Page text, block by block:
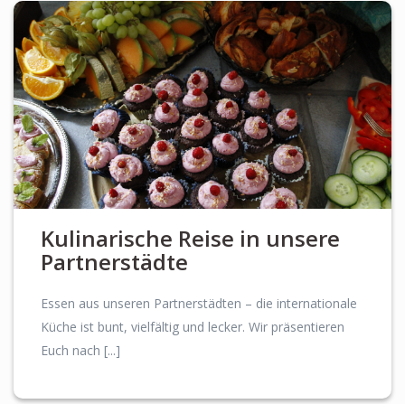
Kulinarische Reise in unsere
Partnerstädte
Essen aus unseren Partnerstädten – die internationale
Küche ist bunt, vielfältig und lecker. Wir präsentieren
Euch nach [...]